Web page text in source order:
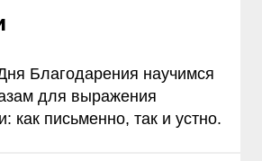
Благодарения научимся
для выражения
как письменно, так и устно.